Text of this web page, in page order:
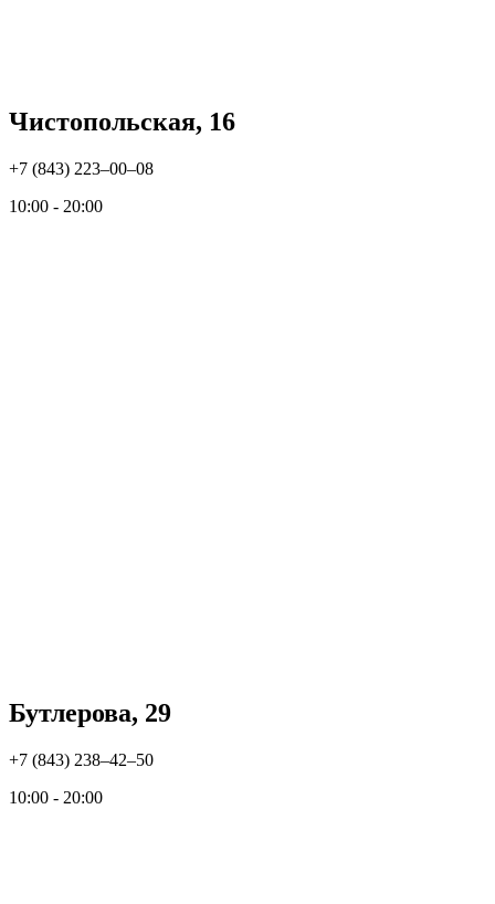
Чистопольская, 16
+7 (843) 223‒00‒08
10:00 - 20:00
Бутлерова, 29
+7 (843) 238‒42‒50
10:00 - 20:00